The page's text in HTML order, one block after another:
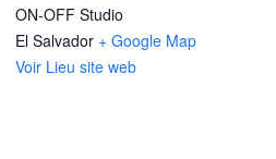
ON-OFF Studio
El Salvador + Google Map
Voir Lieu site web